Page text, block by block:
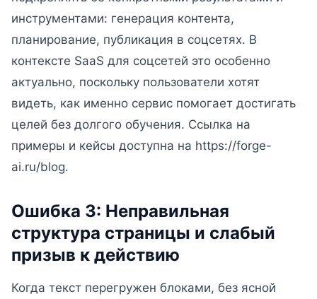
инструментами: генерация контента,
планирование, публикация в соцсетях. В
контексте SaaS для соцсетей это особенно
актуально, поскольку пользователи хотят
видеть, как именно сервис помогает достигать
целей без долгого обучения. Ссылка на
примеры и кейсы доступна на https://forge-
ai.ru/blog.
Ошибка 3: Неправильная
структура страницы и слабый
призыв к действию
Когда текст перегружен блоками, без ясной